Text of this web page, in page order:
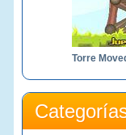
Torre